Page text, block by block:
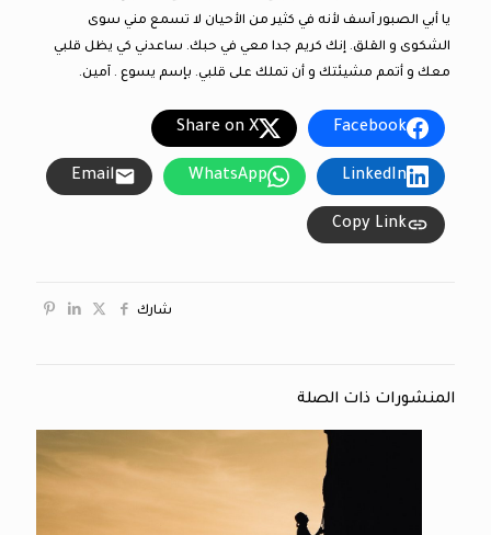
يا أبي الصبور آسف لأنه في كثير من الأحيان لا تسمع مني سوى
الشكوى و القلق. إنك كريم جدا معي في حبك. ساعدني كي يظل قلبي
معك و أتمم مشيئتك و أن تملك على قلبي. بإسم يسوع . آمين.
Facebook
Share on X
LinkedIn
WhatsApp
Email
Copy Link
شارك
المنشورات ذات الصلة